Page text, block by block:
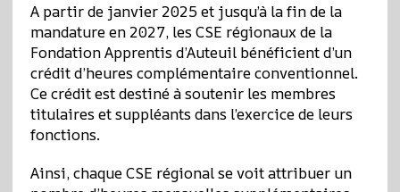
A partir de janvier 2025 et jusqu’à la fin de la
mandature en 2027, les CSE régionaux de la
Fondation Apprentis d’Auteuil bénéficient d’un
crédit d’heures complémentaire conventionnel.
Ce crédit est destiné à soutenir les membres
titulaires et suppléants dans l’exercice de leurs
fonctions.
Ainsi, chaque CSE régional se voit attribuer un